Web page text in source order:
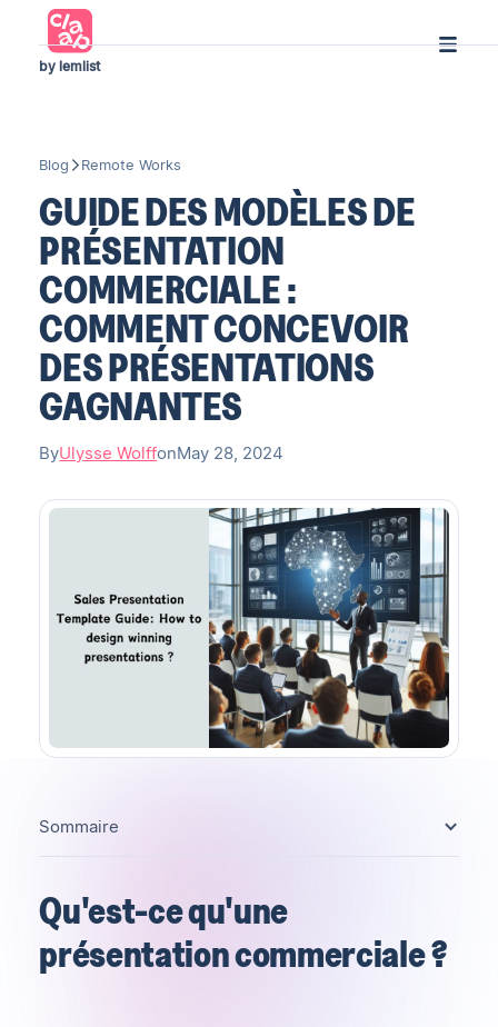
by lemlist
Blog Remote Works
GUIDE DES MODÈLES DE
PRÉSENTATION
COMMERCIALE :
COMMENT CONCEVOIR
DES PRÉSENTATIONS
GAGNANTES
ByUlysse WolffonMay 28, 2024
Qu'est-ce qu'une
présentation commerciale ?
Sommaire